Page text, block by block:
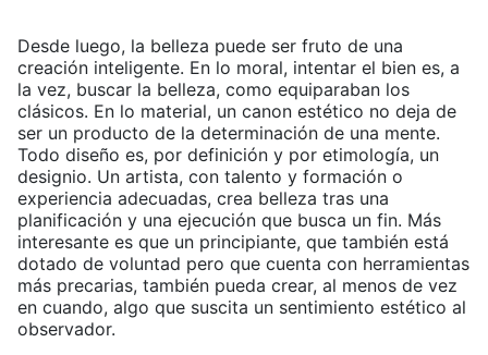
Desde luego, la belleza puede ser fruto de una
creación inteligente. En lo moral, intentar el bien es, a
la vez, buscar la belleza, como equiparaban los
clásicos. En lo material, un canon estético no deja de
ser un producto de la determinación de una mente.
Todo diseño es, por definición y por etimología, un
designio. Un artista, con talento y formación o
experiencia adecuadas, crea belleza tras una
planificación y una ejecución que busca un fin. Más
interesante es que un principiante, que también está
dotado de voluntad pero que cuenta con herramientas
más precarias, también pueda crear, al menos de vez
en cuando, algo que suscita un sentimiento estético al
observador.